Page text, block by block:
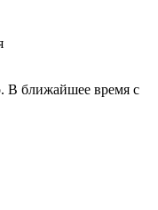
В ближайшее время с